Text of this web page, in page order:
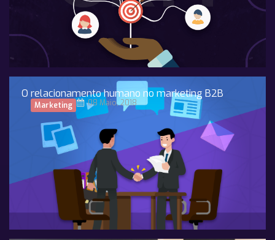
O relacionamento humano no marketing B2B
Marketing 08 Maio, 2018